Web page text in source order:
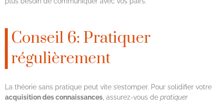
Conseil 6: Pratiquer
régulièrement
La théorie sans pratique peut vite s’estomper. Pour solidifier votre
acquisition des connaissances , assurez-vous de pratiquer